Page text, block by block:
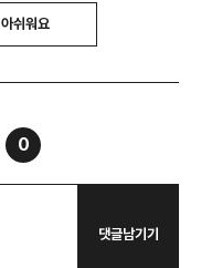
아쉬워요
0
댓글남기기